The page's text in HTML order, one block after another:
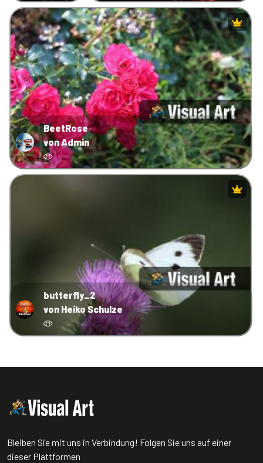
BeetRose
von Admin
butterfly_2
von Heiko Schulze
Bleiben Sie mit uns in Verbindung! Folgen Sie uns auf einer
dieser Plattformen